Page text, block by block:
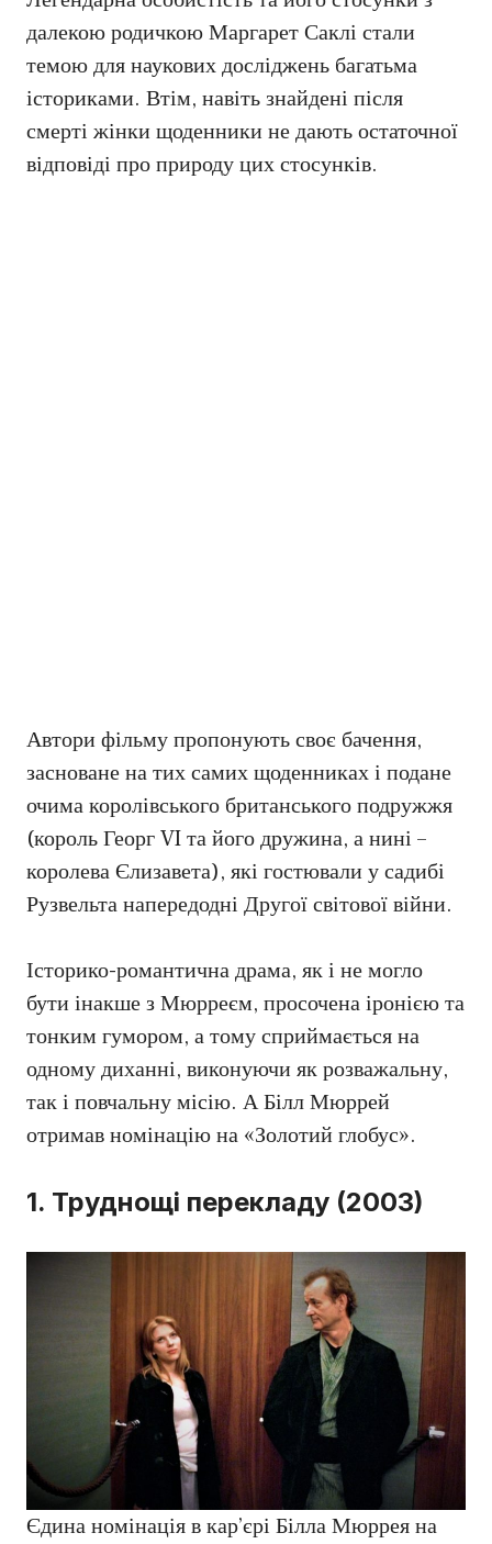
далекою родичкою Маргарет Саклі стали
темою для наукових досліджень багатьма
істориками. Втім, навіть знайдені після
смерті жінки щоденники не дають остаточної
відповіді про природу цих стосунків.
Автори фільму пропонують своє бачення,
засноване на тих самих щоденниках і подане
очима королівського британського подружжя
(король Георг VI та його дружина, а нині –
королева Єлизавета), які гостювали у садибі
Рузвельта напередодні Другої світової війни.
Історико-романтична драма, як і не могло
бути інакше з Мюрреєм, просочена іронією та
тонким гумором, а тому сприймається на
одному диханні, виконуючи як розважальну,
так і повчальну місію. А Білл Мюррей
отримав номінацію на «Золотий глобус».
1. Труднощі перекладу (2003)
Єдина номінація в кар’єрі Білла Мюррея на